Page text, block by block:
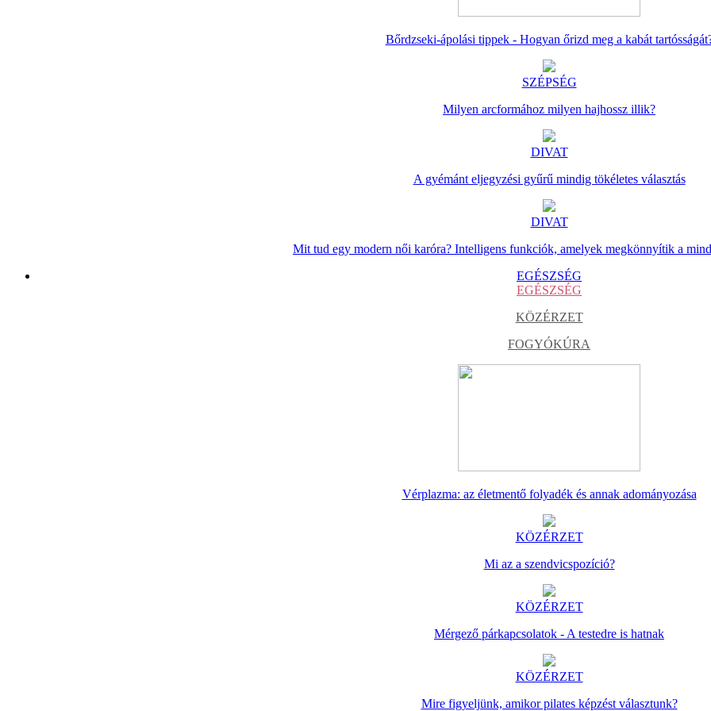
Bőrdzseki-ápolási tippek - Hogyan őrizd meg a kabát
SZÉPSÉG
Milyen arcformához milyen hajhossz illik?
DIVAT
A gyémánt eljegyzési gyűrű mindig tökéletes választás
DIVAT
Mit tud egy modern női karóra? Intelligens funkciók, amelyek megkönnyítik a
EGÉSZSÉG
EGÉSZSÉG
KÖZÉRZET
FOGYÓKÚRA
Vérplazma: az életmentő folyadék és annak adományozása
KÖZÉRZET
Mi az a szendvicspozíció?
KÖZÉRZET
Mérgező párkapcsolatok - A testedre is hatnak
KÖZÉRZET
Mire figyeljünk, amikor pilates képzést választunk?